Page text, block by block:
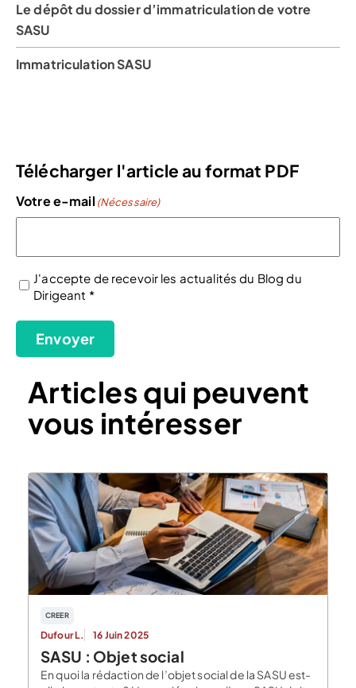
Le dépôt du dossier d’immatriculation de votre
SASU
Immatriculation SASU
Télécharger l'article au format PDF
Votre e-mail (Nécessaire)
(Nécessaire)
J'accepte de recevoir les actualités du Blog du
Dirigeant *
Envoyer
Articles qui peuvent
vous intéresser
CREER
Dufour L. 16 Juin 2025
SASU : Objet social
En quoi la rédaction de l’objet social de la SASU est-